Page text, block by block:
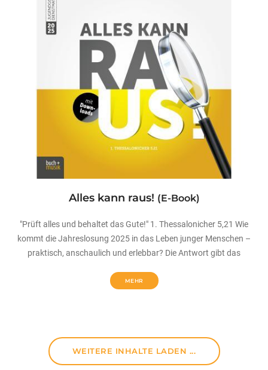
Alles kann raus! (E-Book)
"Prüft alles und behaltet das Gute!" 1. Thessalonicher 5,21 Wie
kommt die Jahreslosung 2025 in das Leben junger Menschen –
praktisch, anschaulich und erlebbar? Die Antwort gibt das
MEHR
WEITERE INHALTE LADEN ...